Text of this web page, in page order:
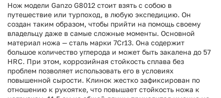
Нож модели Ganzo G8012 стоит взять с собою в
путешествие или турпоход, в любую экспедицию. Он
создан таким образом, чтобы прийти на помощь своему
владельцу даже в самые сложные моменты. Основной
материал ножа — сталь марки 7Cr13. Она содержит
большое количество углерода и может быть закалена до 57
HRC. При этом, коррозийная стойкость сплава без
проблем позволяет использовать его в условиях
повышенной сырости. Клинок жестко зафиксирован по
отношению к рукоятке, что повышает стойкость ножа к